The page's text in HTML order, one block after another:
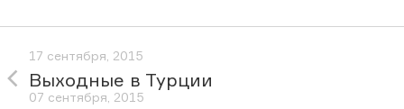
17 сентября, 2015
Выходные в Турции
07 сентября, 2015